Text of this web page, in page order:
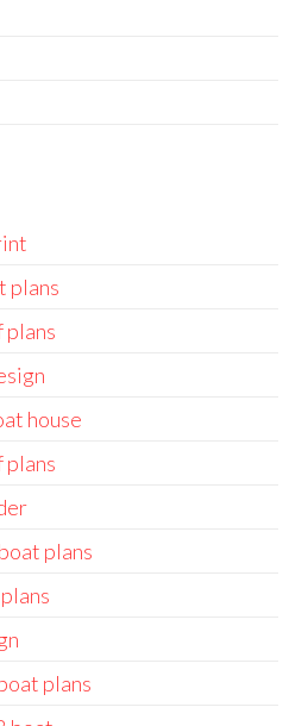
plans
plans
house
plans
plans
plans